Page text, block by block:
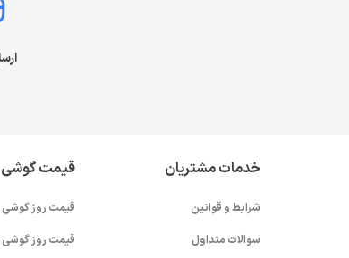
خدمات مشتریان
شرایط و قوانین
سوالات متداول
قیمت گوشی
قیمت روز گوشی
قیمت روز